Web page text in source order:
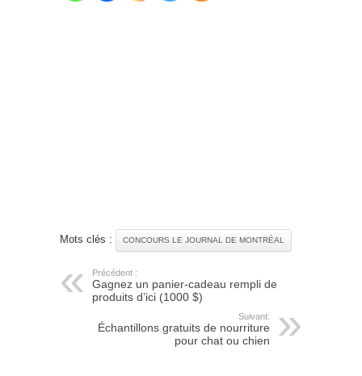
Mots clés : CONCOURS LE JOURNAL DE MONTRÉAL
Précédent :
Gagnez un panier-cadeau rempli de
produits d’ici (1000 $)
Suivant:
Échantillons gratuits de nourriture
pour chat ou chien